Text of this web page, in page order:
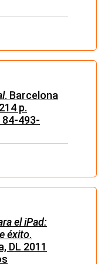
. Barcelona
p.
84-493-
el iPad:
éxito.
DL 2011